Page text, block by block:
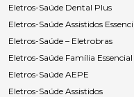
Eletros-Saúde Dental Plus
Eletros-Saúde Assistidos
Eletros-Saúde – Eletrobras
Eletros-Saúde Família Essencial
Eletros-Saúde AEPE
Eletros-Saúde Assistidos